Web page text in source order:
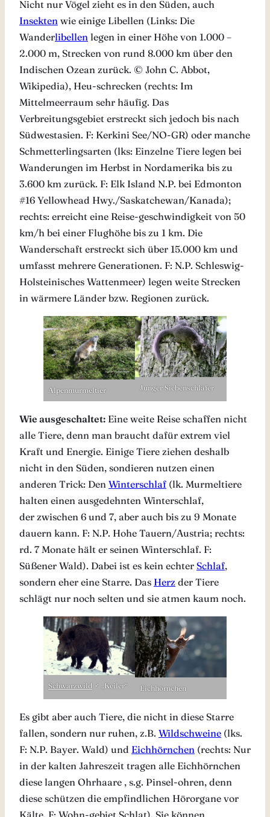
Nicht nur Vögel zieht es in den Süden, auch
Insekten wie einige Libellen (Links: Die
Wanderlibellen legen in einer Höhe von 1.000 –
2.000 m, Strecken von rund 8.000 km über den
Indischen Ozean zurück. © John C. Abbot,
Wikipedia), Heu-schrecken (rechts: Im
Mittelmeerraum sehr häufig. Das
Verbreitungsgebiet erstreckt sich jedoch bis nach
Südwestasien. F: Kerkini See/NO-GR) oder manche
Schmetterlingsarten (lks: Einzelne Tiere legen bei
Wanderungen im Herbst in Nordamerika bis zu
3.600 km zurück. F: Elk Island N.P. bei Edmonton
#16 Yellowhead Hwy./Saskatchewan/Kanada);
rechts: erreicht eine Reise-geschwindigkeit von 50
km/h bei einer Flughöhe bis zu 1 km. Die
Wanderschaft erstreckt sich über 15.000 km und
umfasst mehrere Generationen. F: N.P. Schleswig-
Holsteinisches Wattenmeer) legen weite Strecken
in wärmere Länder bzw. Regionen zurück.
Alpenmurmeltier Junger Siebenschläfer
Wie ausgeschaltet: Eine weite Reise schaffen nicht
alle Tiere, denn man braucht dafür extrem viel
Kraft und Energie. Einige Tiere ziehen deshalb
nicht in den Süden, sondieren nutzen einen
anderen Trick: Den Winterschlaf (lk. Murmeltiere
halten einen ausgedehnten Winterschlaf,
der zwischen 6 und 7, aber auch bis zu 9 Monate
dauern kann. F: N.P. Hohe Tauern/Austria; rechts:
rd. 7 Monate hält er seinen Winterschlaf. F:
Süßener Wald). Dabei ist es kein echter Schlaf,
sondern eher eine Starre. Das Herz der Tiere
schlägt nur noch selten und sie atmen kaum noch.
Schwarzwild ♂ „Keiler“ Eichhörnchen
Es gibt aber auch Tiere, die nicht in diese Starre
fallen, sondern nur ruhen, z.B. Wildschweine (lks.
F: N.P. Bayer. Wald) und Eichhörnchen (rechts: Nur
in der kalten Jahreszeit tragen alle Eichhörnchen
diese langen Ohrhaare , s.g. Pinsel-ohren, denn
diese schützen die empfindlichen Hörorgane vor